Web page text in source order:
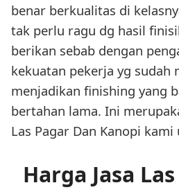
benar berkualitas di
tak perlu ragu dg hasil
berikan sebab dengan
kekuatan pekerja yg sudah
menjadikan finishing yang
bertahan lama. Ini
Las Pagar Dan Kanopi
Harga Jasa